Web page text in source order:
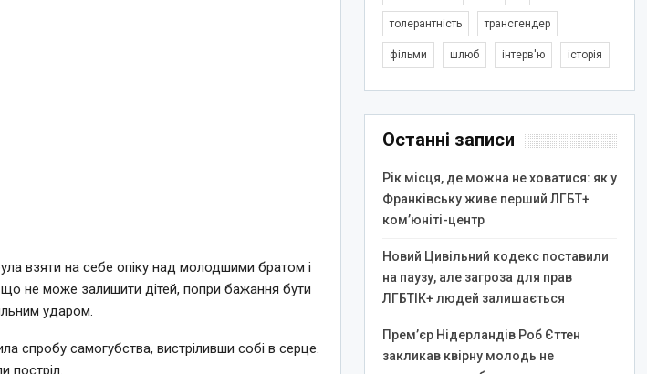
взяти на себе опіку над молодшими братом і
не може залишити дітей, попри бажання бути
ударом.
спробу самогубства, вистріливши собі в серце.
толерантність трансгендер
фільми шлюб інтерв'ю історія
Останні записи
Рік місця, де можна не ховатися: як у
Франківську живе перший ЛГБТ+
ком’юніті-центр
Новий Цивільний кодекс поставили
на паузу, але загроза для прав
ЛГБТІК+ людей залишається
Прем’єр Нідерландів Роб Єттен
закликав квірну молодь не